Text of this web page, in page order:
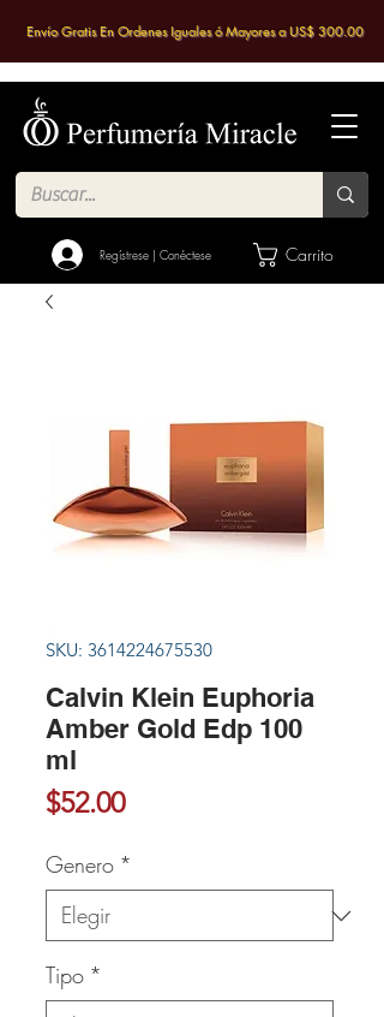
Regístrese | Conéctese Carrito
Envío Gratis En Ordenes Iguales ó Mayores a US$ 300.00
SKU: 3614224675530
Calvin Klein Euphoria
Amber Gold Edp 100
ml
$52.00Precio
Genero *
Tipo *